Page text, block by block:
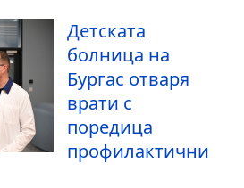
Детската
болница на
Бургас отваря
врати с
поредица
профилактични